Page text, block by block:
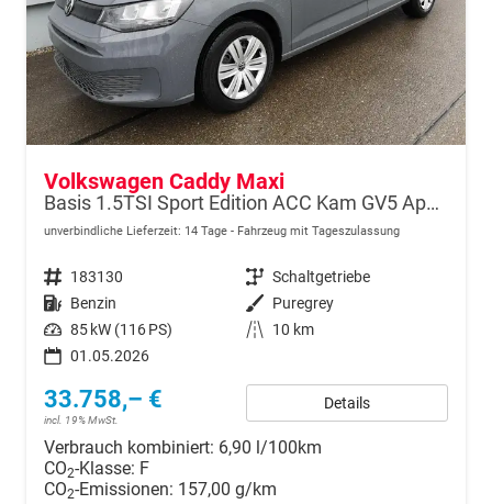
Volkswagen Caddy Maxi
Basis 1.5TSI Sport Edition ACC Kam GV5 App AHK Reling
unverbindliche Lieferzeit: 14 Tage Fahrzeug mit Tageszulassung
Fahrzeugnr. 183130 Getriebe Schaltgetriebe
Kraftstoff Benzin Außenfarbe Puregrey
Leistung 85 kW (116 PS) Kilometerstand
10 km
01.05.2026
33.758,– €
incl. 19% MwSt.
Details
Verbrauch kombiniert: 6,90 l/100km
CO2-Klasse: F
CO2-Emissionen: 157,00 g/km